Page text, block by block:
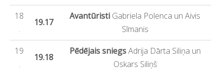
18
.
19.17
Avantūristi Gabriela Polenca un Aivis
Sīmanis
19
.
19.18
Pēdējais sniegsAdrija Dārta Siliņa un
Oskars Siliņš